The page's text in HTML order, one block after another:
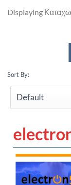
Displaying
Sort By: